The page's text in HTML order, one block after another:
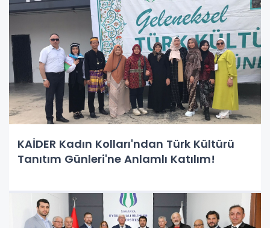
KAİDER Kadın Kolları'ndan Türk Kültürü
Tanıtım Günleri'ne Anlamlı Katılım!